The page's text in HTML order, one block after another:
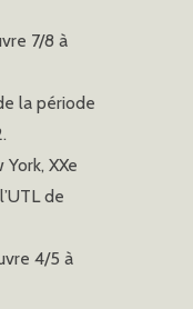
7/8 à
la période
XXe
de
4/5 à